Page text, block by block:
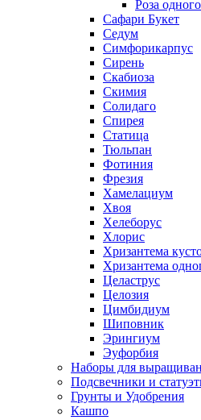
Роза
Сафари Букет
Седум
Симфорикарпус
Сирень
Скабиоза
Скимия
Солидаго
Спирея
Статица
Тюльпан
Фотиния
Фрезия
Хамелациум
Хвоя
Хелеборус
Хлорис
Хризантема
Хризантема
Целаструс
Целозия
Цимбидиум
Шиповник
Эрингиум
Эуфорбия
Наборы для
Подсвечники и
Грунты и Удобрения
Кашпо